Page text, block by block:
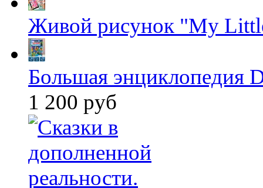
Живой рисунок "My
Большая энциклопедия
1 200 руб